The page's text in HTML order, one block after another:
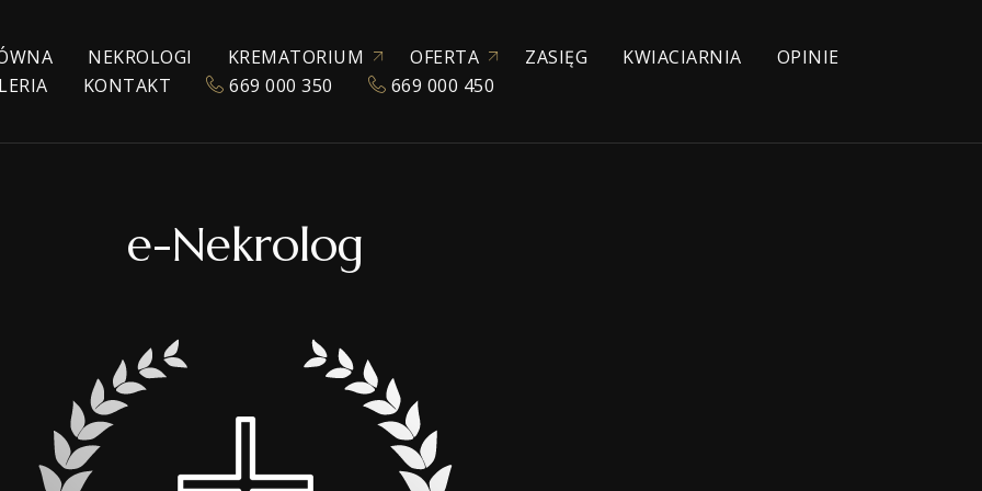
NEKROLOGI KREMATORIUM
KATALOG URN
OFERTA
POGRZEBY WYZNANIOWE
AKCESORIA POGRZEBOWE
SALE POŻEGNAŃ
WŁASNE CHŁODNIE
OPRAWA MUZYCZNA
ZASIĘG KWIACIARNIA
OPINIE
KONTAKT 669 000 350 669 000 450
e-Nekrolog